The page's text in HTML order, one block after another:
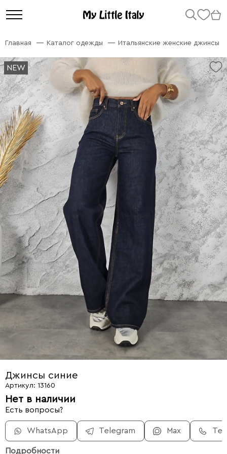
Главная Каталог одежды Итальянские женские джинсы
NEW
NEW
Джинсы синие
Артикул: 13160
Нет в наличии
Есть вопросы?
WhatsApp Telegram Max
Подробности